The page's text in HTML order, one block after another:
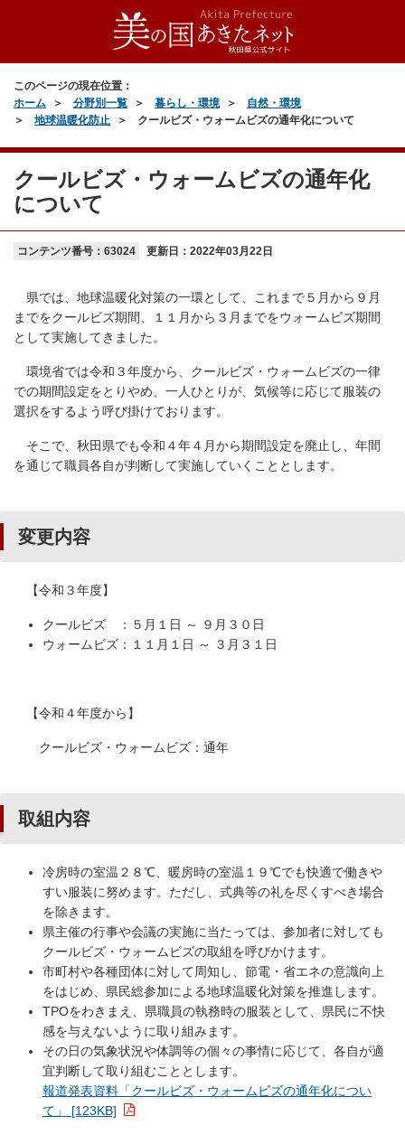
このページの現在位置：
ホーム
分野別一覧 暮らし・環境
自然・環境
地球温暖化防止
クールビズ・ウォームビズの通年化について
クールビズ・ウォームビズの通年化
について
コンテンツ番号：63024 更新日： 2022年03月22日
県では、地球温暖化対策の一環として、これまで５月から９月
までをクールビズ期間、１１月から３月までをウォームビズ期間
として実施してきました。
環境省では令和３年度から、クールビズ・ウォームビズの一律
での期間設定をとりやめ、一人ひとりが、気候等に応じて服装の
選択をするよう呼び掛けております。
そこで、秋田県でも令和４年４月から期間設定を廃止し、年間
を通じて職員各自が判断して実施していくこととします。
変更内容
【令和３年度】
クールビズ ：５月１日 ～ ９月３０日
ウォームビズ：１１月１日 ～ ３月３１日
【令和４年度から】
クールビズ・ウォームビズ：通年
取組内容
冷房時の室温２８℃、暖房時の室温１９℃でも快適で働きや
すい服装に努めます。ただし、式典等の礼を尽くすべき場合
を除きます。
県主催の行事や会議の実施に当たっては、参加者に対しても
クールビズ・ウォームビズの取組を呼びかけます。
市町村や各種団体に対して周知し、節電・省エネの意識向上
をはじめ、県民総参加による地球温暖化対策を推進します。
TPOをわきまえ、県職員の執務時の服装として、県民に不快
感を与えないように取り組みます。
その日の気象状況や体調等の個々の事情に応じて、各自が適
宜判断して取り組むこととします。
報道発表資料「クールビズ・ウォームビズの通年化につい
て」 [123KB]